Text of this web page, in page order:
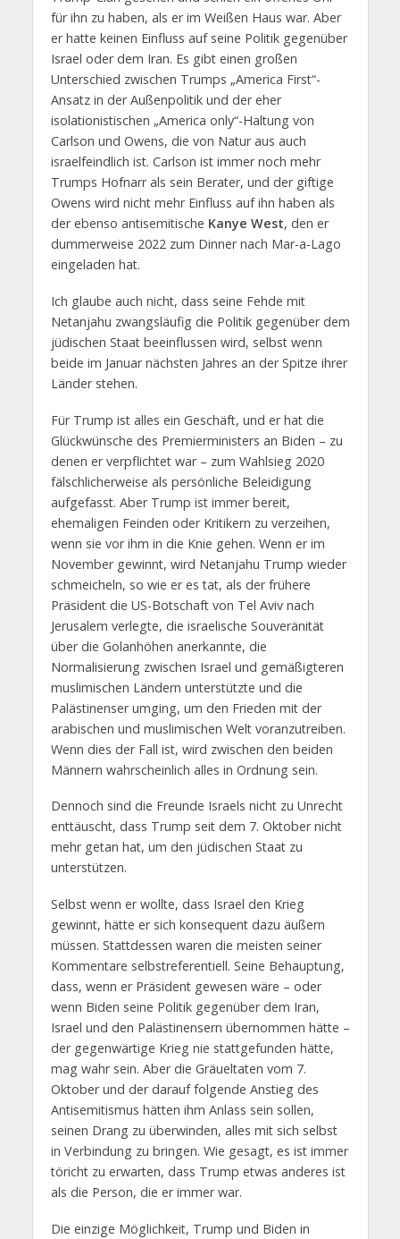
für ihn zu haben, als er im Weißen Haus war. Aber
er hatte keinen Einfluss auf seine Politik gegenüber
Israel oder dem Iran. Es gibt einen großen
Unterschied zwischen Trumps „America First“-
Ansatz in der Außenpolitik und der eher
isolationistischen „America only“-Haltung von
Carlson und Owens, die von Natur aus auch
israelfeindlich ist. Carlson ist immer noch mehr
Trumps Hofnarr als sein Berater, und der giftige
Owens wird nicht mehr Einfluss auf ihn haben als
der ebenso antisemitische Kanye West, den er
dummerweise 2022 zum Dinner nach Mar-a-Lago
eingeladen hat.
Ich glaube auch nicht, dass seine Fehde mit
Netanjahu zwangsläufig die Politik gegenüber dem
jüdischen Staat beeinflussen wird, selbst wenn
beide im Januar nächsten Jahres an der Spitze ihrer
Länder stehen.
Für Trump ist alles ein Geschäft, und er hat die
Glückwünsche des Premierministers an Biden – zu
denen er verpflichtet war – zum Wahlsieg 2020
fälschlicherweise als persönliche Beleidigung
aufgefasst. Aber Trump ist immer bereit,
ehemaligen Feinden oder Kritikern zu verzeihen,
wenn sie vor ihm in die Knie gehen. Wenn er im
November gewinnt, wird Netanjahu Trump wieder
schmeicheln, so wie er es tat, als der frühere
Präsident die US-Botschaft von Tel Aviv nach
Jerusalem verlegte, die israelische Souveränität
über die Golanhöhen anerkannte, die
Normalisierung zwischen Israel und gemäßigteren
muslimischen Ländern unterstützte und die
Palästinenser umging, um den Frieden mit der
arabischen und muslimischen Welt voranzutreiben.
Wenn dies der Fall ist, wird zwischen den beiden
Männern wahrscheinlich alles in Ordnung sein.
Dennoch sind die Freunde Israels nicht zu Unrecht
enttäuscht, dass Trump seit dem 7. Oktober nicht
mehr getan hat, um den jüdischen Staat zu
unterstützen.
Selbst wenn er wollte, dass Israel den Krieg
gewinnt, hätte er sich konsequent dazu äußern
müssen. Stattdessen waren die meisten seiner
Kommentare selbstreferentiell. Seine Behauptung,
dass, wenn er Präsident gewesen wäre – oder
wenn Biden seine Politik gegenüber dem Iran,
Israel und den Palästinensern übernommen hätte –
der gegenwärtige Krieg nie stattgefunden hätte,
mag wahr sein. Aber die Gräueltaten vom 7.
Oktober und der darauf folgende Anstieg des
Antisemitismus hätten ihm Anlass sein sollen,
seinen Drang zu überwinden, alles mit sich selbst
in Verbindung zu bringen. Wie gesagt, es ist immer
töricht zu erwarten, dass Trump etwas anderes ist
als die Person, die er immer war.
Die einzige Möglichkeit, Trump und Biden in